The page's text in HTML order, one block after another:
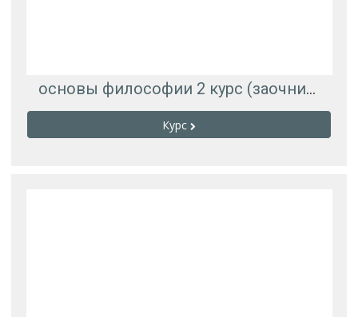
основы философии 2 курс (заочники)
Курс